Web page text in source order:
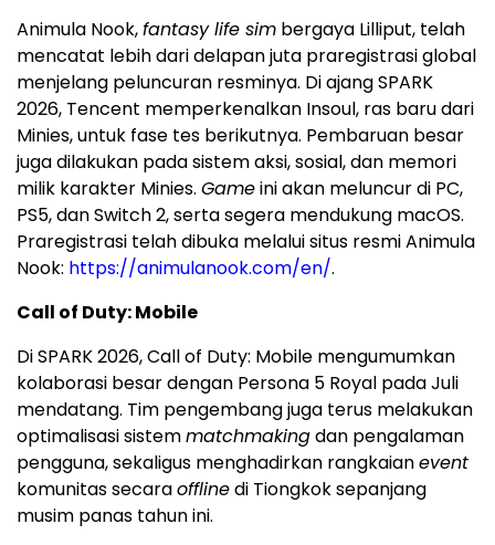
Animula Nook,fantasy life sim bergaya Lilliput, telah
mencatat lebih dari delapan juta praregistrasi global
menjelang peluncuran resminya. Di ajang SPARK
2026, Tencent memperkenalkan Insoul, ras baru dari
Minies, untuk fase tes berikutnya. Pembaruan besar
juga dilakukan pada sistem aksi, sosial, dan memori
milik karakter Minies. Gameini akan meluncur di PC,
PS5, dan Switch 2, serta segera mendukung macOS.
Praregistrasi telah dibuka melalui situs resmi Animula
Nook: https://animulanook.com/en/.
Call of Duty: Mobile
Di SPARK 2026, Call of Duty: Mobile mengumumkan
kolaborasi besar dengan Persona 5 Royal pada Juli
mendatang. Tim pengembang juga terus melakukan
optimalisasi sistemmatchmakingdan pengalaman
pengguna, sekaligus menghadirkan rangkaianevent
komunitas secaraofflinedi Tiongkok sepanjang
musim panas tahun ini.